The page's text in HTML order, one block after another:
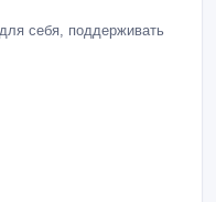
себя, поддерживать